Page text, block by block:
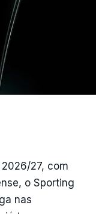
o Torreense,
entrada direta,
27, com
o Sporting
nas